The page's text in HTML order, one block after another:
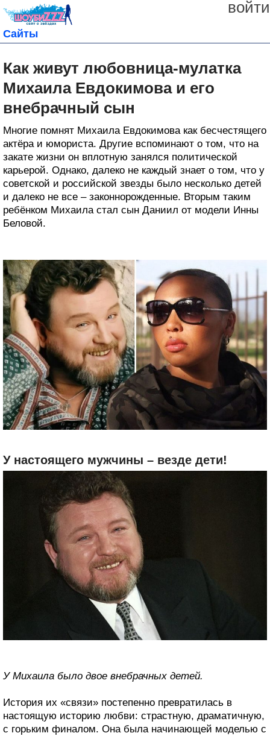
войти
Сайты
Как живут любовница-мулатка
Михаила Евдокимова и его
внебрачный сын
Многие помнят Михаила Евдокимова как бесчестящего
актёра и юмориста. Другие вспоминают о том, что на
закате жизни он вплотную занялся политической
карьерой. Однако, далеко не каждый знает о том, что у
советской и российской звезды было несколько детей
и далеко не все – законнорожденные. Вторым таким
ребёнком Михаила стал сын Даниил от модели Инны
Беловой.
У настоящего мужчины – везде дети!
У Михаила было двое внебрачных детей.
История их «связи» постепенно превратилась в
настоящую историю любви: страстную, драматичную,
с горьким финалом. Она была начинающей моделью с